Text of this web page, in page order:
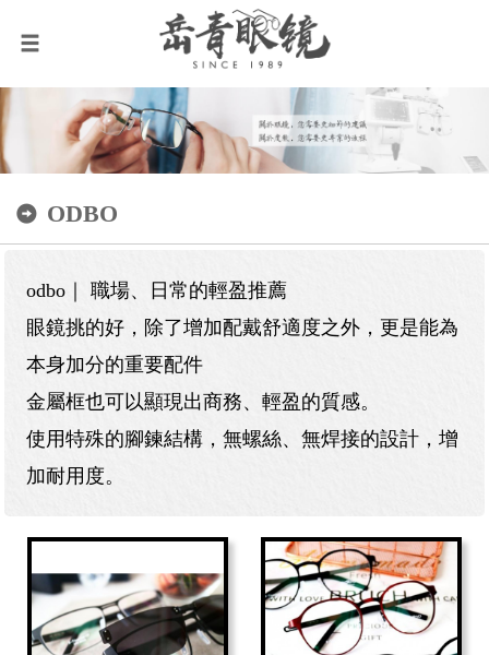
ODBO
odbo｜ 職場、日常的輕盈推薦
眼鏡挑的好，除了增加配戴舒適度之外，更是能為
本身加分的重要配件
金屬框也可以顯現出商務、輕盈的質感。
使用特殊的腳鍊結構，無螺絲、無焊接的設計，增
加耐用度。